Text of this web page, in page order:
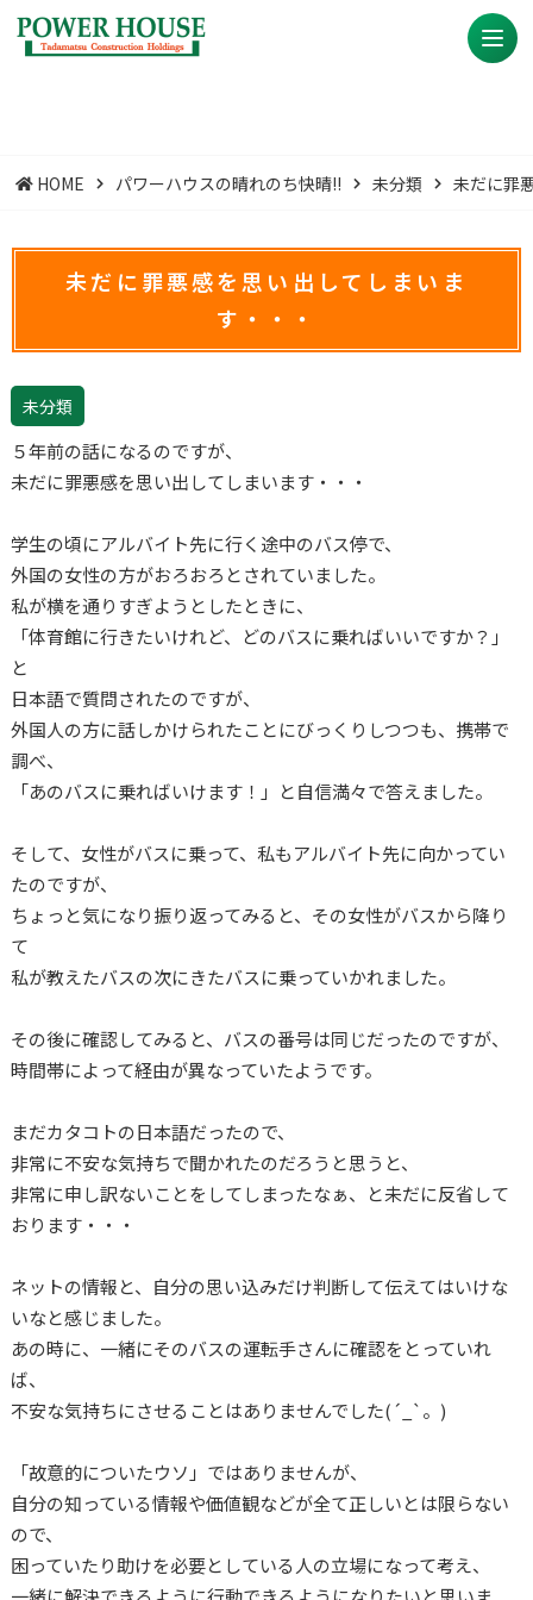
HOME パワーハウスの晴れのち快晴!! 未分類 未だに罪
未だに罪悪感を思い出してしまいま
す・・・
未分類
５年前の話になるのですが、
未だに罪悪感を思い出してしまいます・・・
学生の頃にアルバイト先に行く途中のバス停で、
外国の女性の方がおろおろとされていました。
私が横を通りすぎようとしたときに、
「体育館に行きたいけれど、どのバスに乗ればいいですか？」
と
日本語で質問されたのですが、
外国人の方に話しかけられたことにびっくりしつつも、携帯で
調べ、
「あのバスに乗ればいけます！」と自信満々で答えました。
そして、女性がバスに乗って、私もアルバイト先に向かってい
たのですが、
ちょっと気になり振り返ってみると、その女性がバスから降り
て
私が教えたバスの次にきたバスに乗っていかれました。
その後に確認してみると、バスの番号は同じだったのですが、
時間帯によって経由が異なっていたようです。
まだカタコトの日本語だったので、
非常に不安な気持ちで聞かれたのだろうと思うと、
非常に申し訳ないことをしてしまったなぁ、と未だに反省して
おります・・・
ネットの情報と、自分の思い込みだけ判断して伝えてはいけな
いなと感じました。
あの時に、一緒にそのバスの運転手さんに確認をとっていれ
ば、
不安な気持ちにさせることはありませんでした(´_`。)
「故意的についたウソ」ではありませんが、
自分の知っている情報や価値観などが全て正しいとは限らない
ので、
困っていたり助けを必要としている人の立場になって考え、